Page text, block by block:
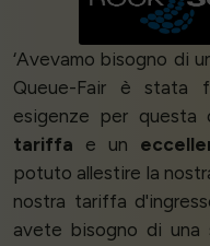
‘Avevamo bisogno di
Queue-Fair è stata
esigenze per questa
tariffa e un
potuto allestire la
nostra tariffa
avete bisogno di una